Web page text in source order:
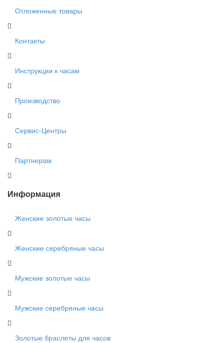
Отложенные товары
Контакты
Инструкции к часам
Производство
Сервис-Центры
Партнерам
Информация
Женские золотые часы
Женские серебряные часы
Мужские золотые часы
Мужские серебряные часы
Золотые браслеты для часов